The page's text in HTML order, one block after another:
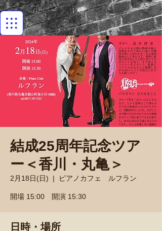
結成25周年記念ツア
ー＜香川・丸亀＞
2月18日(日)
  |
ピアノカフェ ルフラン
開場 15:00 開演 15:30
日時・場所